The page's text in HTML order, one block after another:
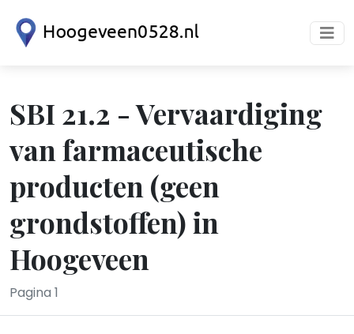
SBI 21.2 - Vervaardiging
van farmaceutische
producten (geen
grondstoffen) in
Hoogeveen
Pagina 1